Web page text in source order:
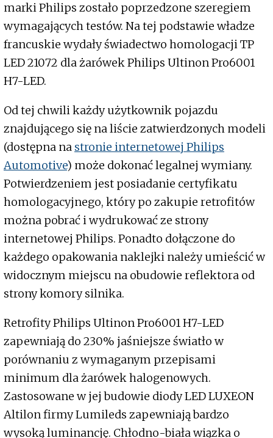
marki Philips zostało poprzedzone szeregiem
wymagających testów. Na tej podstawie władze
francuskie wydały świadectwo homologacji TP
LED 21072 dla żarówek Philips Ultinon Pro6001
H7-LED.
Od tej chwili każdy użytkownik pojazdu
znajdującego się na liście zatwierdzonych modeli
(dostępna na stronie internetowej Philips
Automotive) może dokonać legalnej wymiany.
Potwierdzeniem jest posiadanie certyfikatu
homologacyjnego, który po zakupie retrofitów
można pobrać i wydrukować ze strony
internetowej Philips. Ponadto dołączone do
każdego opakowania naklejki należy umieścić w
widocznym miejscu na obudowie reflektora od
strony komory silnika.
Retrofity Philips Ultinon Pro6001 H7-LED
zapewniają do 230% jaśniejsze światło w
porównaniu z wymaganym przepisami
minimum dla żarówek halogenowych.
Zastosowane w jej budowie diody LED LUXEON
Altilon firmy Lumileds zapewniają bardzo
wysoką luminancję. Chłodno-biała wiązka o